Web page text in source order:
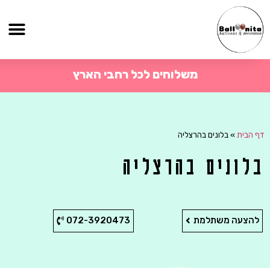
משלוחים לכל רחבי הארץ
דף הבית»בלונים בהרצליה
בלונים בהרצליה
להצעה משתלמת 072-3920473